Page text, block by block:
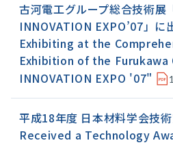
古河電工グループ総合技術展
INNOVATION EXPO’07」に
Exhibiting at the
Exhibition of the Furukawa
INNOVATION EXPO '07"
平成18年度 日本材料学会技
Received a Technology